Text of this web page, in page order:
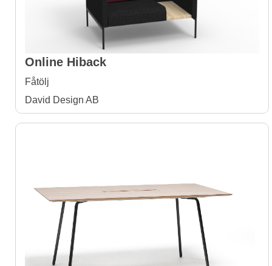
Online Hiback
Fåtölj
David Design AB